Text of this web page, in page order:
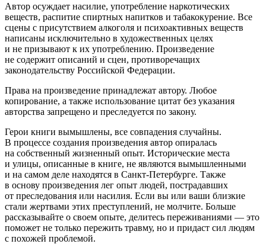
Автор осуждает насилие, употребление наркотических
веществ, распитие спиртных напитков и табакокурение. Все
сцены с присутствием алкоголя и психоактивных веществ
написаны исключительно в художественных целях
и не призывают к их употреблению. Произведение
не содержит описаний и сцен, противоречащих
законодательству Российской Федерации.
Права на произведение принадлежат автору. Любое
копирование, а также использование цитат без указания
авторства запрещено и преследуется по закону.
Герои книги вымышлены, все совпадения случайны.
В процессе создания произведения автор опиралась
на собственный жизненный опыт. Исторические места
и улицы, описанные в книге, не являются вымышленными
и на самом деле находятся в Санкт-Петербурге. Также
в основу произведения лег опыт людей, пострадавших
от преследования или насилия. Если вы или ваши близкие
стали жертвами этих преступлений, не молчите. Больше
рассказывайте о своем опыте, делитесь переживаниями — это
поможет не только пережить травму, но и придаст сил людям
с похожей проблемой.